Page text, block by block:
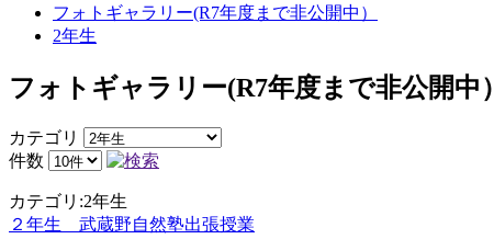
フォトギャラリー(R7年度まで非公開中）
2年生
フォトギャラリー(R7年度まで非公開中）
カテゴリ
件数
カテゴリ:2年生
２年生 武蔵野自然塾出張授業